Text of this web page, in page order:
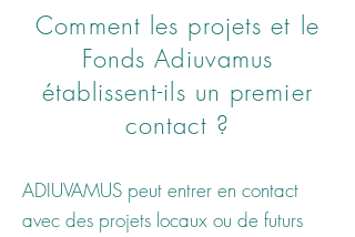
Comment les projets et le
Fonds Adiuvamus
établissent-ils un premier
contact ?
ADIUVAMUS peut entrer en contact
avec des projets locaux ou de futurs